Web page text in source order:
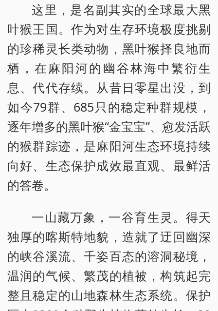
这里，是名副其实的全球最大黑
叶猴王国。作为对生存环境极度挑剔
的珍稀灵长类动物，黑叶猴择良地而
栖，在麻阳河的幽谷林海中繁衍生
息、代代存续。从昔日零星出没，到
如今79群、685只的稳定种群规模，
逐年增多的黑叶猴“金宝宝”、愈发活跃
的猴群踪迹，是麻阳河生态环境持续
向好、生态保护成效最直观、最鲜活
的答卷。
一山藏万象，一谷育生灵。得天
独厚的喀斯特地貌，造就了迂回幽深
的峡谷溪流、千姿百态的溶洞秘境，
温润的气候、繁茂的植被，构筑起完
整且稳定的山地森林生态系统。保护